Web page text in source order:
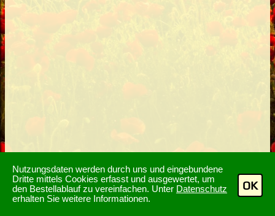
Nutzungsdaten werden durch uns und eingebundene
Dritte mittels Cookies erfasst und ausgewertet, um
den Bestellablauf zu vereinfachen. Unter Datenschutz
erhalten Sie weitere Informationen.
OK